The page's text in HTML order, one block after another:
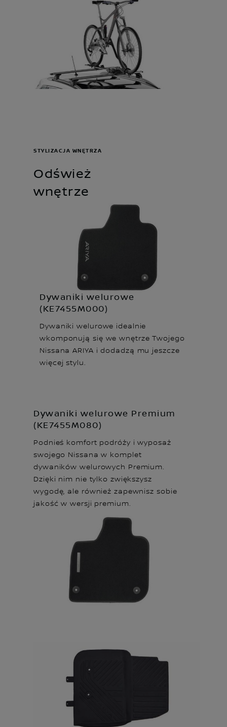
Odśwież
wnętrze
STYLIZACJA WNĘTRZA
Dywaniki welurowe
(KE7455M000)
Dywaniki welurowe idealnie
wkomponują s ię we wnętrze Twojego
Nissana ARIYA i dodadzą mu jeszcze
więcej stylu.
Dywaniki welurowe Premium
(KE7455M080)
Podnieś komfort podróży i wyposaż
swojego Nissana w komplet
dywaników welurowych Premium.
Dzięki nim nie tylko zwiększysz
wygodę, ale również zapewnisz sobie
jakość w wersji premium.